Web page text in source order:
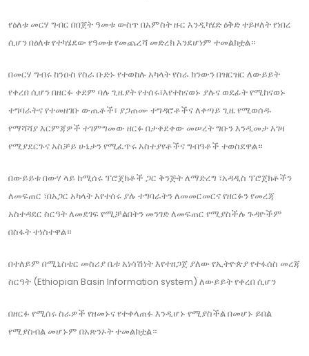
የዕለቱ መርሃ ግብር በበጀት ዓመቱ ውስጥ በአምስት ዙር እንዲካሄድ ዕቅድ ተይዞለት የነበረ
ሲሆን በዕለቱ የተካሄደው የዓመቱ የመጨረሻ መድረክ እንደሆነም ተመልክቷል።
በመርሃ ግብሩ ከንዑስ የስራ ቡድኑ የተወከሉ አካላት የስራ ክንውን በዝርዝር ለውይይት
የቀረበ ሲሆን በዘርፉ ቀደም ባሉ ጊዜያት የተሰሩ፣እየተከናወኑ ያሉና ወደፊት የሚከናወኑ
ተግባራትና የተመዘገቡ ውጤቶች፣ ያጋጠሙ ተግዳሮቶችና ለቀጣይ ጊዜ የሚወሰዱ
የማሻሻያ እርምጃዎች ተገምግመው ዘርፉ በታቀደቀው መሠረት ግቡን እንዲመታ እገዛ
የሚያደርጉና አስቻይ ሁኔታን የሚፈጥሩ አስተያየቶችና ግብዓቶች ተወስደዋል።
በውይይቱ በውሃ ላይ ከሚሰሩ ፕሮጀክቶች ጋር ቅንጅት ለማድረግ ፣አዳዲስ ፕሮጀክቶችን
ለመፍጠር ፣በአጋር አካላት እየተሰሩ ያሉ ተግባራትን ለመመርመርና የዘርፉን የመረጃ
አስተዳደር ስርዓት ለመደገፍ የሚቻልበትን መንገድ ለመፍጠር የሚያስችሉ ጉዳዮችም
በስፋት ተነስተዋል።
በተለይም በሚኒስቴር መስሪያ ቤቱ አነሳሽነት እየተዘጋጀ ያለው የኢትዮጵያ የተፋሰስ መረጃ
ስርዓት (Ethiopian Basin Information system) ለውይይት የቀረበ ሲሆን
በዘርፉ የሚሰሩ ስራዎች የዘመኑና የተቀላጠፉ እንዲሆኑ የሚያስችል በመሆኑ ይበል
የሚያስብል መሆኑም በአጽንኦት ተመልክቷል።